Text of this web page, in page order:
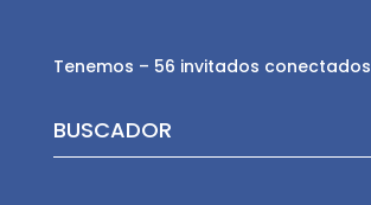
Tenemos – 56 invitados conectados
BUSCADOR